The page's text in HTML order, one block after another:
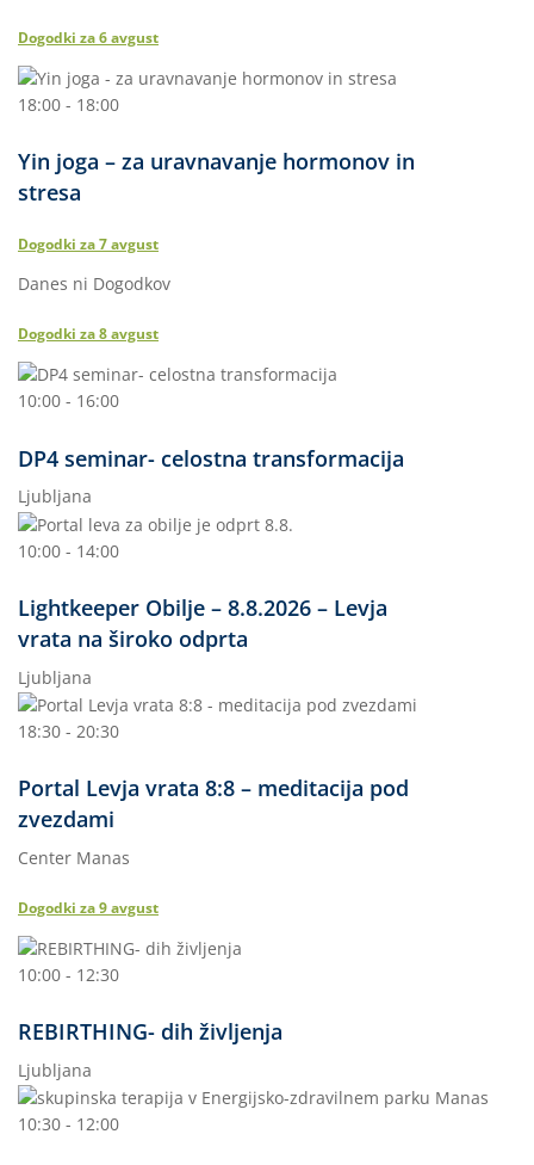
Dogodki za6avgust
18:00 - 18:00
Yin joga – za uravnavanje hormonov in
stresa
Dogodki za7avgust
Danes ni Dogodkov
Dogodki za8avgust
10:00 - 16:00
DP4 seminar- celostna transformacija
Ljubljana
10:00 - 14:00
Lightkeeper Obilje – 8.8.2026 – Levja
vrata na široko odprta
Ljubljana
18:30 - 20:30
Portal Levja vrata 8:8 – meditacija pod
zvezdami
Center Manas
Dogodki za9avgust
10:00 - 12:30
REBIRTHING- dih življenja
Ljubljana
10:30 - 12:00